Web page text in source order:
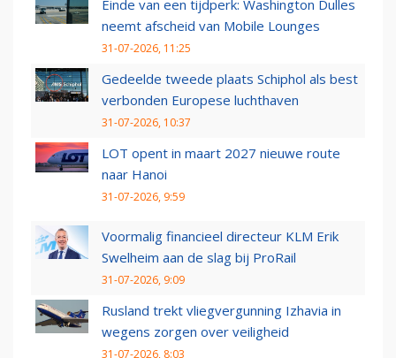
Einde van een tijdperk: Washington Dulles
neemt afscheid van Mobile Lounges
31-07-2026, 11:25
Gedeelde tweede plaats Schiphol als best
verbonden Europese luchthaven
31-07-2026, 10:37
LOT opent in maart 2027 nieuwe route
naar Hanoi
31-07-2026, 9:59
Voormalig financieel directeur KLM Erik
Swelheim aan de slag bij ProRail
31-07-2026, 9:09
Rusland trekt vliegvergunning Izhavia in
wegens zorgen over veiligheid
31-07-2026, 8:03